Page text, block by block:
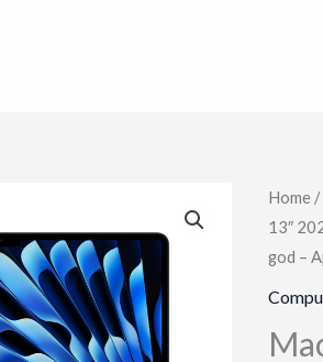
Home /
13″
god –